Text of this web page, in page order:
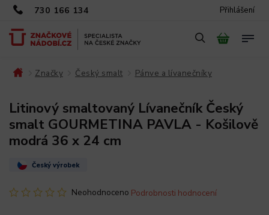
730 166 134 Přihlášení
Značky Český smalt Pánve a lívanečníky
Litinový smaltovaný Lívanečník Český
smalt GOURMETINA PAVLA - Košilově
modrá 36 x 24 cm
Český výrobek
Neohodnoceno Podrobnosti hodnocení